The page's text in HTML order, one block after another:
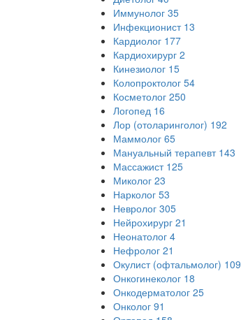
Иммунолог 35
Инфекционист 13
Кардиолог 177
Кардиохирург 2
Кинезиолог 15
Колопроктолог 54
Косметолог 250
Логопед 16
Лор (отоларинголог) 192
Маммолог 65
Мануальный терапевт 143
Массажист 125
Миколог 23
Нарколог 53
Невролог 305
Нейрохирург 21
Неонатолог 4
Нефролог 21
Окулист (офтальмолог) 109
Онкогинеколог 18
Онкодерматолог 25
Онколог 91